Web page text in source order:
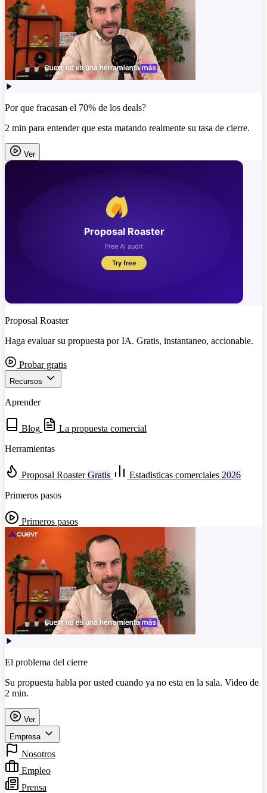
Por que fracasan el 70% de los deals?
2 min para entender que esta matando realmente su tasa de cierre.
Ver
Proposal Roaster
Haga evaluar su propuesta por IA. Gratis, instantaneo, accionable.
Probar gratis
Recursos
Aprender
Blog
La propuesta comercial
Herramientas
Proposal Roaster Gratis Estadisticas comerciales 2026
Primeros pasos
Primeros pasos
El problema del cierre
Su propuesta habla por usted cuando ya no esta en la sala. Video de
2 min.
Ver
Empresa
Nosotros
Empleo
Prensa